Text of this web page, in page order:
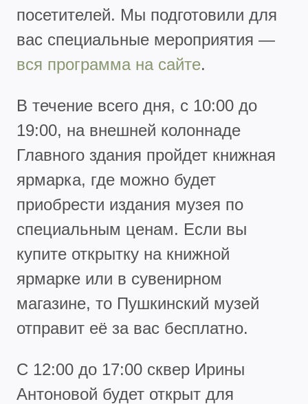
посетителей. Мы подготовили для
вас специальные мероприятия —
вся программа на сайте.
В течение всего дня, с 10:00 до
19:00, на внешней колоннаде
Главного здания пройдет книжная
ярмарка, где можно будет
приобрести издания музея по
специальным ценам. Если вы
купите открытку на книжной
ярмарке или в сувенирном
магазине, то Пушкинский музей
отправит её за вас бесплатно.
С 12:00 до 17:00 сквер Ирины
Антоновой будет открыт для